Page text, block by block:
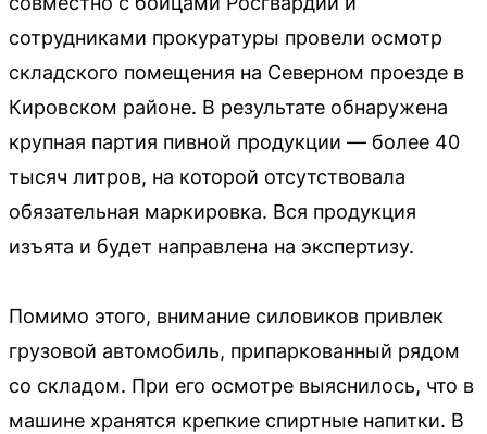
сотрудниками прокуратуры провели осмотр
складского помещения на Северном проезде в
Кировском районе. В результате обнаружена
крупная партия пивной продукции — более 40
тысяч литров, на которой отсутствовала
обязательная маркировка. Вся продукция
изъята и будет направлена на экспертизу.
Помимо этого, внимание силовиков привлек
грузовой автомобиль, припаркованный рядом
со складом. При его осмотре выяснилось, что в
машине хранятся крепкие спиртные напитки. В